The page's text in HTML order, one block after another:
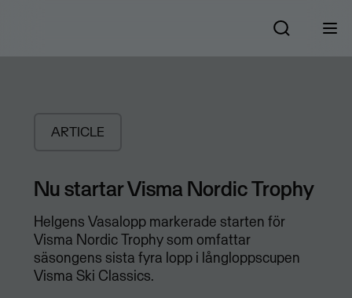
ARTICLE
Nu startar Visma Nordic Trophy
Helgens Vasalopp markerade starten för
Visma Nordic Trophy som omfattar
säsongens sista fyra lopp i långloppscupen
Visma Ski Classics.